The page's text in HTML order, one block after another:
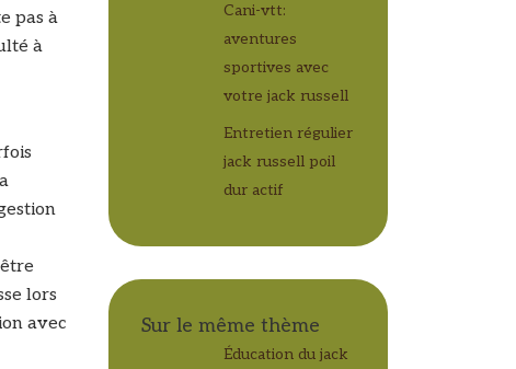
pas à
à
lors
avec
Cani-vtt:
aventures
sportives avec
votre jack russell
Entretien régulier
jack russell poil
dur actif
Sur le même thème
Éducation du jack